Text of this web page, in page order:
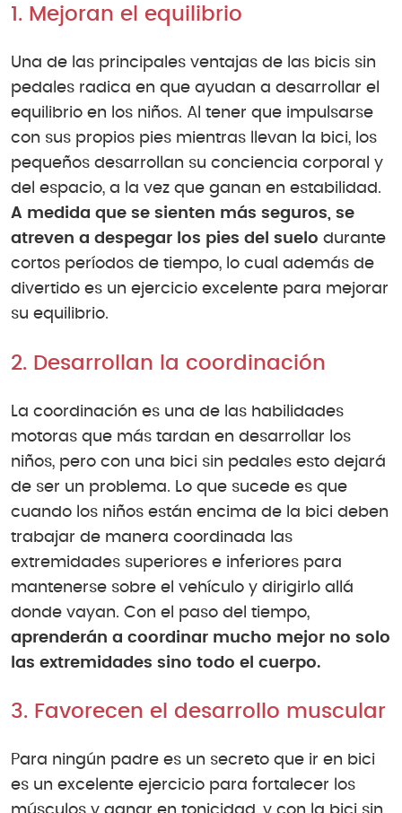
1. Mejoran el equilibrio
Una de las principales ventajas de las bicis sin
pedales radica en que ayudan a desarrollar el
equilibrio en los niños. Al tener que impulsarse
con sus propios pies mientras llevan la bici, los
pequeños desarrollan su conciencia corporal y
del espacio, a la vez que ganan en estabilidad.
A medida que se sienten más seguros, se
atreven a despegar los pies del suelo durante
cortos períodos de tiempo, lo cual además de
divertido es un ejercicio excelente para mejorar
su equilibrio.
2. Desarrollan la coordinación
La coordinación es una de las habilidades
motoras que más tardan en desarrollar los
niños, pero con una bici sin pedales esto dejará
de ser un problema. Lo que sucede es que
cuando los niños están encima de la bici deben
trabajar de manera coordinada las
extremidades superiores e inferiores para
mantenerse sobre el vehículo y dirigirlo allá
donde vayan. Con el paso del tiempo,
aprenderán a coordinar mucho mejor no solo
las extremidades sino todo el cuerpo.
3. Favorecen el desarrollo muscular
Para ningún padre es un secreto que ir en bici
es un excelente ejercicio para fortalecer los